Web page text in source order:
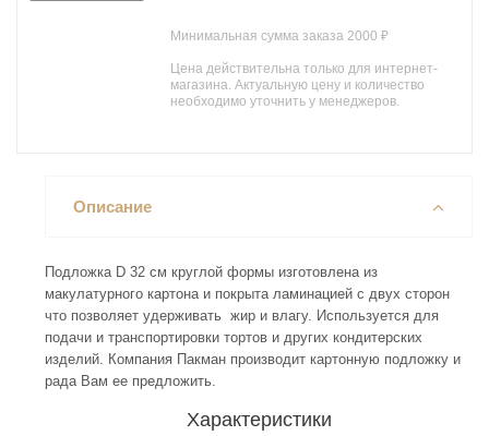
Минимальная сумма заказа 2000 ₽
Цена действительна только для интернет-
магазина. Актуальную цену и количество
необходимо уточнить у менеджеров.
Описание
Подложка D 32 см круглой формы изготовлена из
макулатурного картона и покрыта ламинацией с двух сторон
что позволяет удерживать жир и влагу. Используется для
подачи и транспортировки тортов и других кондитерских
изделий. Компания Пакман производит картонную подложку и
рада Вам ее предложить.
Характеристики